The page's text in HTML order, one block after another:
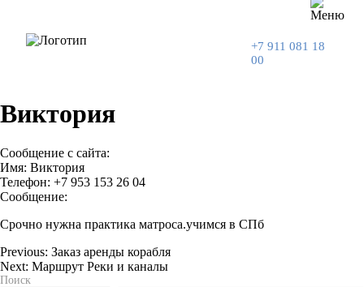
+7 911 081 18
00
Виктория
Сообщение с сайта:
Имя: Виктория
Телефон: +7 953 153 26 04
Сообщение:
Срочно нужна практика матроса.учимся в СПб
Навигация
Previous: Заказ аренды корабля
Next: Маршрут Реки и каналы
Поиск